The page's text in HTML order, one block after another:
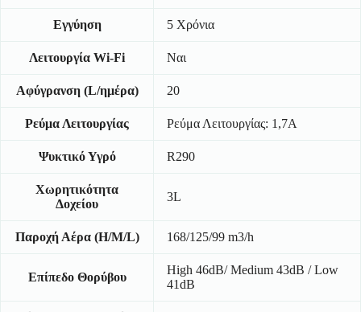
Εγγύηση 5 Χρόνια
Λειτουργία Wi-Fi Ναι
Αφύγρανση (L/ημέρα) 20
Ρεύμα Λειτουργίας Ρεύμα Λειτουργίας: 1,7A
Ψυκτικό Υγρό R290
Χωρητικότητα
Δοχείου
3L
Παροχή Αέρα (H/M/L) 168/125/99 m3/h
Επίπεδο Θορύβου
High 46dB/ Medium 43dB / Low
41dB